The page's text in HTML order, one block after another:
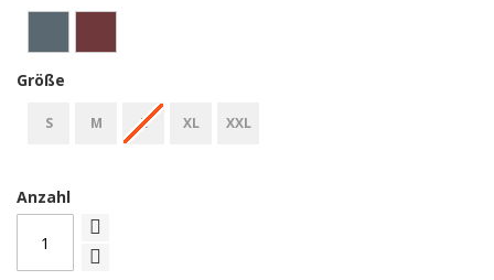
Größe
S M L XL XXL
Anzahl